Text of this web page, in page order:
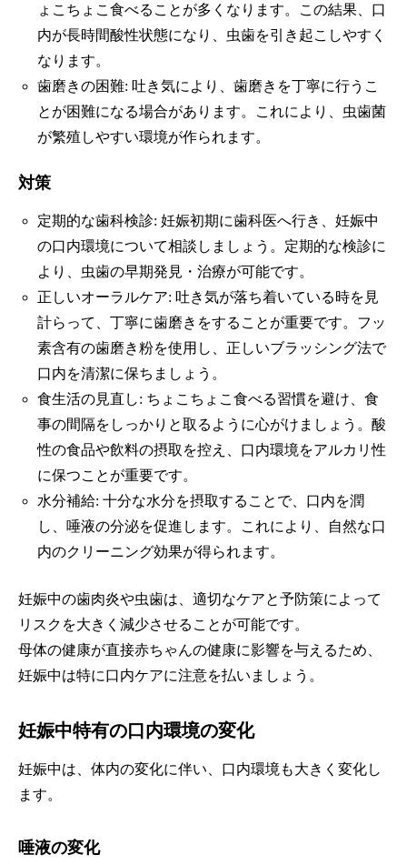
ょこちょこ食べることが多くなります。この結果、口
内が長時間酸性状態になり、虫歯を引き起こしやすく
なります。
歯磨きの困難: 吐き気により、歯磨きを丁寧に行うこ
とが困難になる場合があります。これにより、虫歯菌
が繁殖しやすい環境が作られます。
対策
定期的な歯科検診: 妊娠初期に歯科医へ行き、妊娠中
の口内環境について相談しましょう。定期的な検診に
より、虫歯の早期発見・治療が可能です。
正しいオーラルケア: 吐き気が落ち着いている時を見
計らって、丁寧に歯磨きをすることが重要です。フッ
素含有の歯磨き粉を使用し、正しいブラッシング法で
口内を清潔に保ちましょう。
食生活の見直し: ちょこちょこ食べる習慣を避け、食
事の間隔をしっかりと取るように心がけましょう。酸
性の食品や飲料の摂取を控え、口内環境をアルカリ性
に保つことが重要です。
水分補給: 十分な水分を摂取することで、口内を潤
し、唾液の分泌を促進します。これにより、自然な口
内のクリーニング効果が得られます。
妊娠中の歯肉炎や虫歯は、適切なケアと予防策によって
リスクを大きく減少させることが可能です。
母体の健康が直接赤ちゃんの健康に影響を与えるため、
妊娠中は特に口内ケアに注意を払いましょう。
妊娠中特有の口内環境の変化
妊娠中は、体内の変化に伴い、口内環境も大きく変化し
ます。
唾液の変化